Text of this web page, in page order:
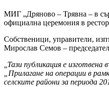
МИГ „Дряново – Трявна – в
официална церемония в
Собственици, управители,
Мирослав Семов –
„Тази публикация е
„Прилагане на операции в
селските райони за периода